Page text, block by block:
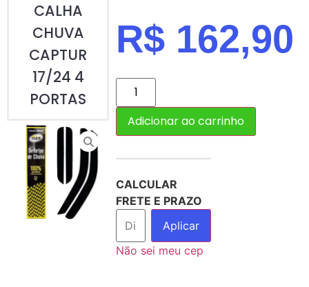
CALHA
CHUVA
CAPTUR
17/24 4
PORTAS
R$ 162,90
Adicionar ao carrinho
CALCULAR
FRETE E PRAZO
Aplicar
Não sei meu cep